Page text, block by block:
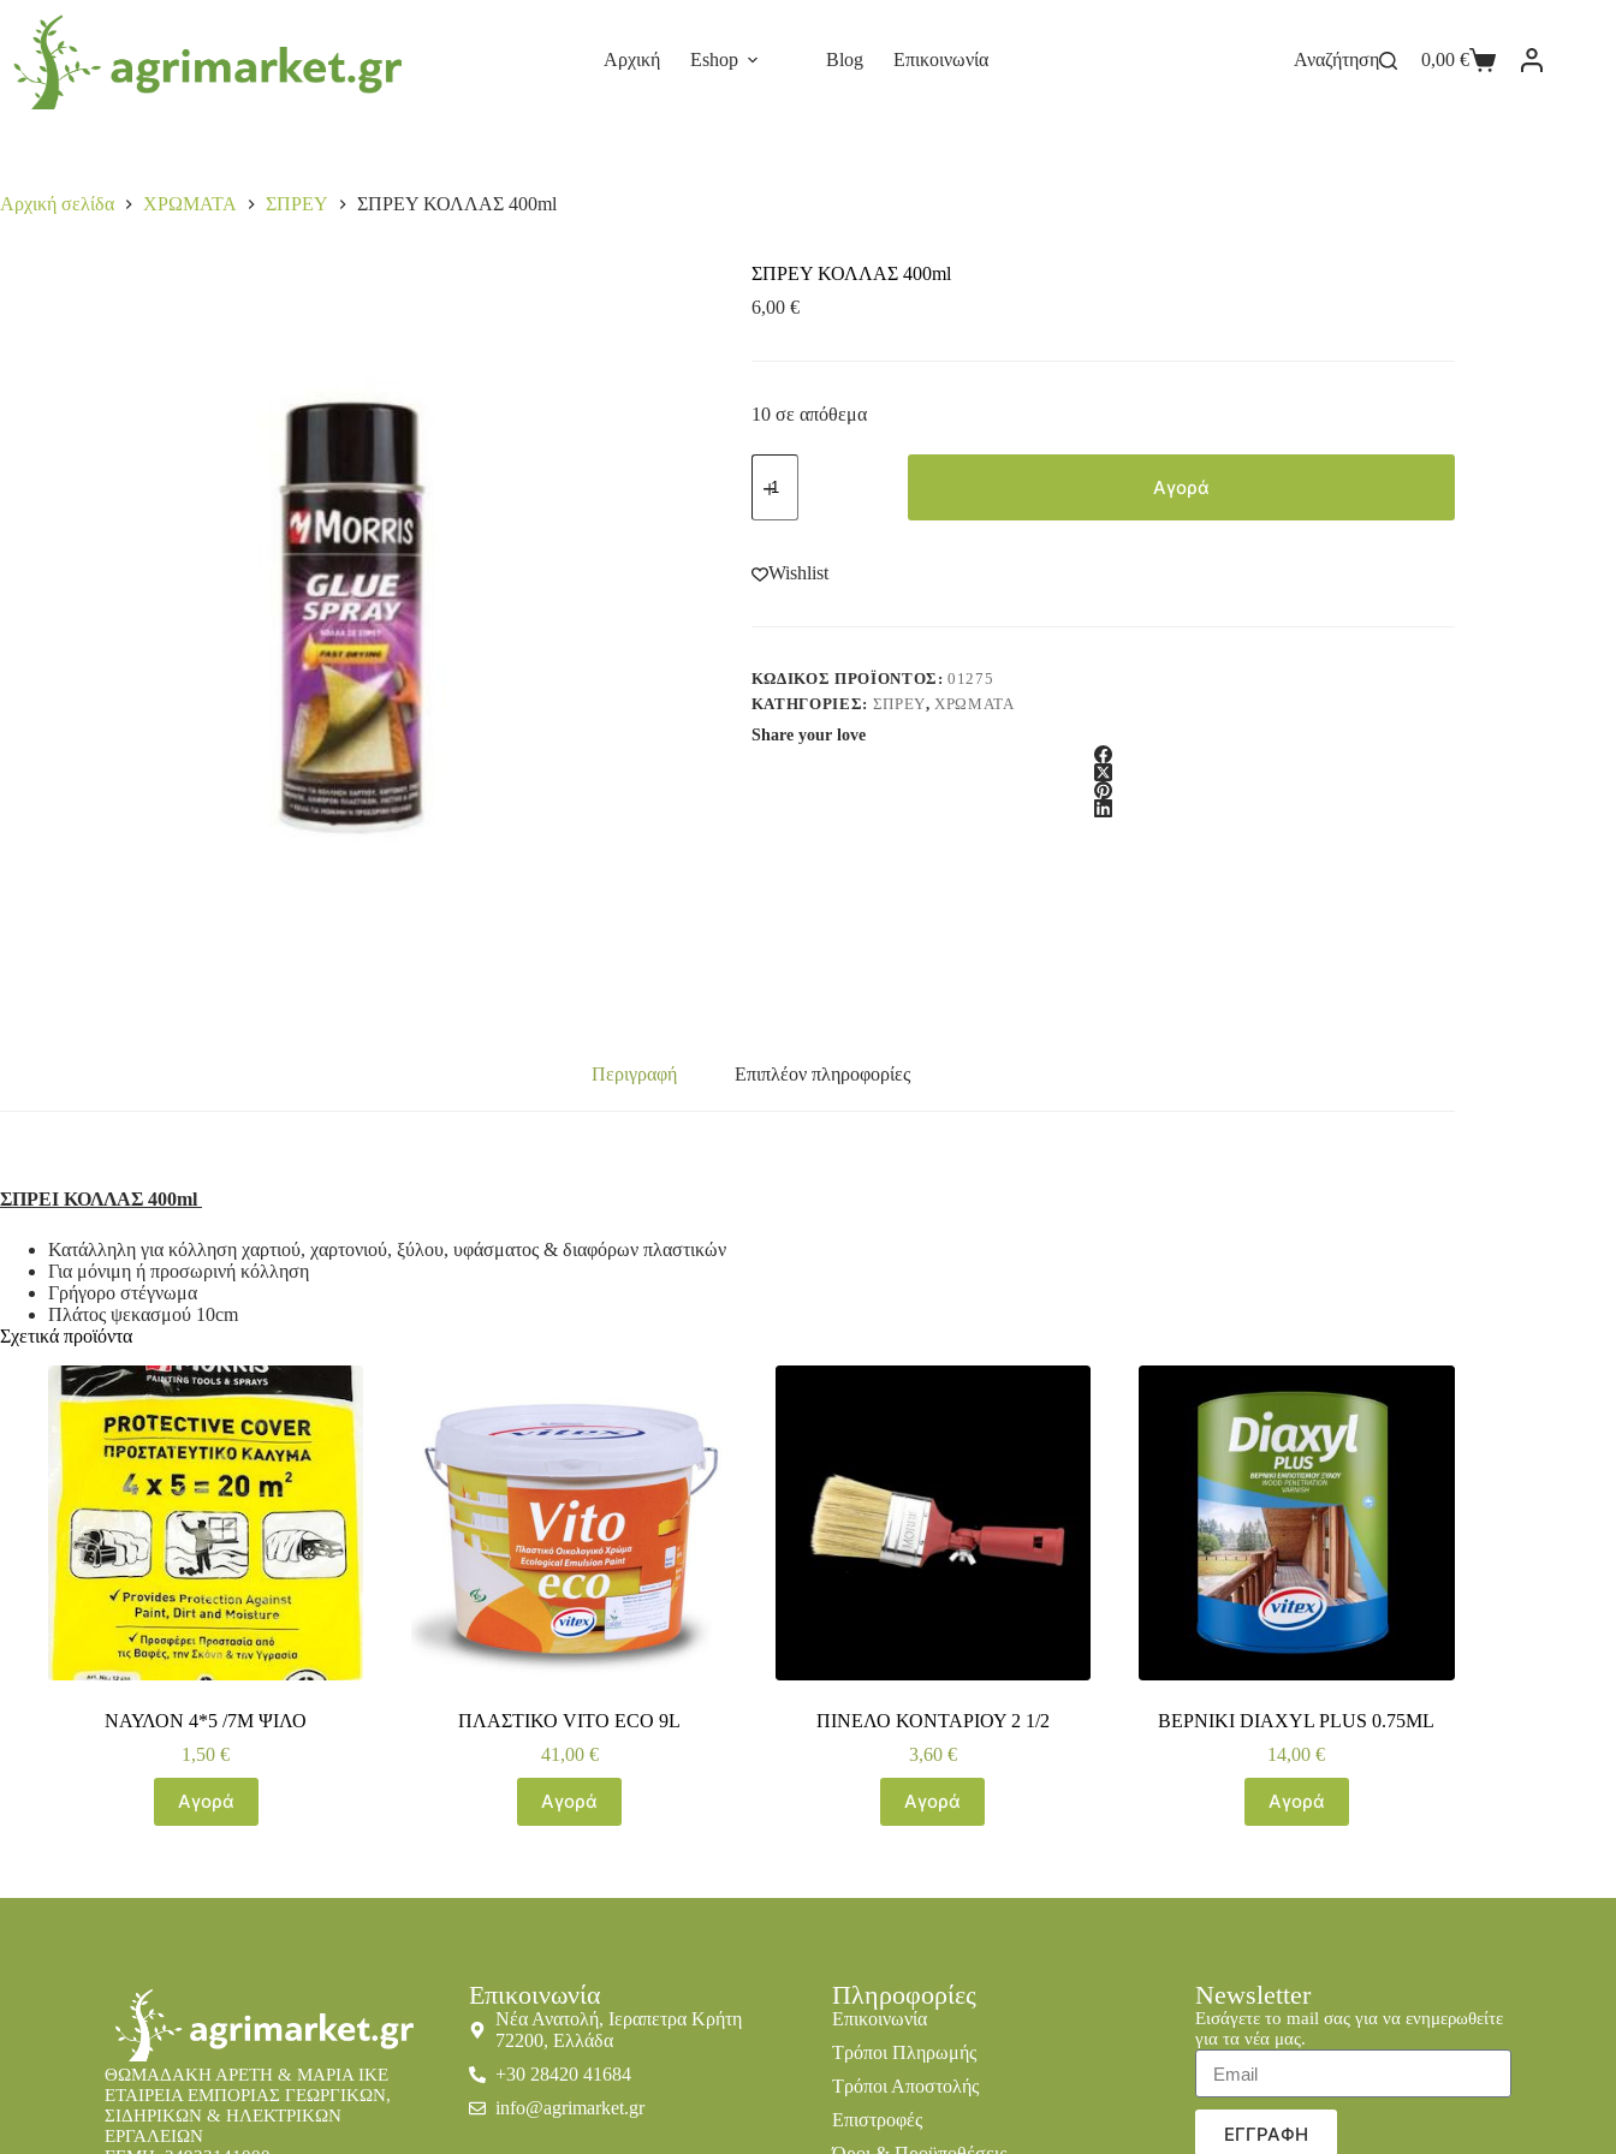
6,00
10 σε απόθεμα
Αρχική Eshop Blog Επικοινωνία Αναζήτηση 0,00 €
Αρχική σελίδα ΧΡΩΜΑΤΑ ΣΠΡΕΥ ΣΠΡΕΥ ΚΟΛΛΑΣ 400ml
ΣΠΡΕΥ ΚΟΛΛΑΣ 400ml
6,00 €
10 σε απόθεμα
Αγορά
Wishlist
ΚΩΔΙΚΌΣ ΠΡΟΪΌΝΤΟΣ:01275
ΚΑΤΗΓΟΡΊΕΣ: ΣΠΡΕΥ,ΧΡΩΜΑΤΑ
Share your love
Περιγραφή Επιπλέον πληροφορίες
ΣΠΡΕΙ ΚΟΛΛΑΣ 400ml​
Κατάλληλη για κόλληση χαρτιού, χαρτονιού, ξύλου, υφάσματος & διαφόρων πλαστικών
Για μόνιμη ή προσωρινή κόλληση
Γρήγορο στέγνωμα
Πλάτος ψεκασμού 10cm
Σχετικά προϊόντα
ΝΑΥΛΟΝ 4*5 /7Μ ΨΙΛΟ
1,50€
Αγορά
ΠΛΑΣΤΙΚΟ VITO ECO 9L
41,00 €
Αγορά
ΠΙΝΕΛΟ ΚΟΝΤΑΡΙΟΥ 2 1/2
3,60 €
Αγορά
ΒΕΡΝΙΚΙ DIAXYL PLUS 0.75ML
14,00€
Αγορά
ΘΩΜΑΔΑΚΗ ΑΡΕΤΗ & ΜΑΡΙΑ IKE
ΕΤΑΙΡΕΙΑ ΕΜΠΟΡΙΑΣ ΓΕΩΡΓΙΚΩΝ,
ΣΙΔΗΡΙΚΩΝ & ΗΛΕΚΤΡΙΚΩΝ
ΕΡΓΑΛΕΙΩΝ
Επικοινωνία
Νέα Ανατολή, Ιεραπετρα Κρήτη
72200, Ελλάδα
+30 28420 41684
info@agrimarket.gr
Πληροφορίες
Επικοινωνία
Τρόποι Πληρωμής
Τρόποι Αποστολής
Επιστροφές
Newsletter
Εισάγετε το mail σας για να ενημερωθείτε
για τα νέα μας.
ΕΓΓΡΑΦΗ